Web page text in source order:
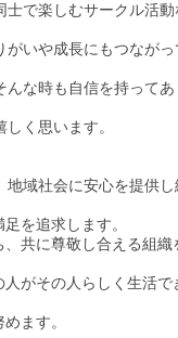
で楽しむサークル活動
いや成長にもつながっ
な時も自信を持ってあ
く思います。
地域社会に安心を提供し
を追求します。
共に尊敬し合える組織
がその人らしく生活で
ます。